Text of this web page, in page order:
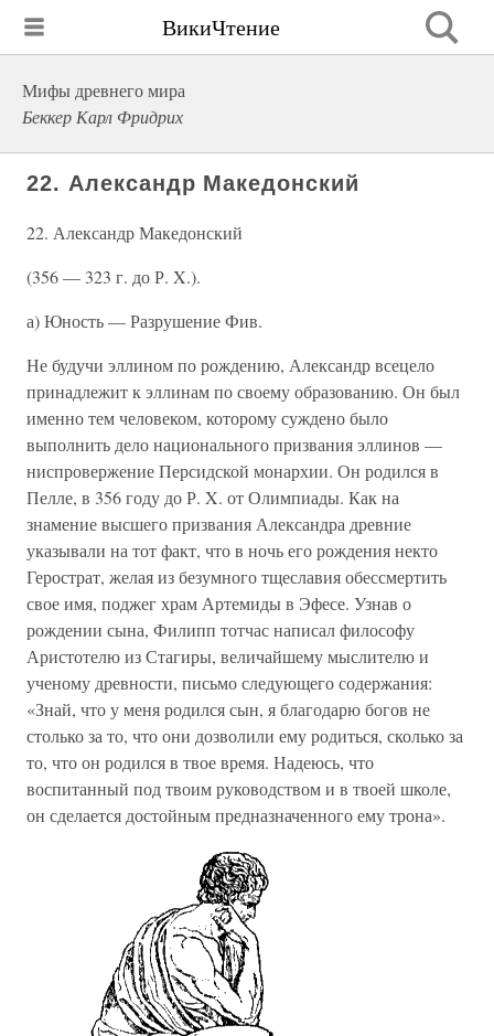
ВикиЧтение
Мифы древнего мира
Беккер Карл Фридрих
22. Александр Македонский
22. Александр Македонский
(356 — 323 г. до Р. X.).
а) Юность — Разрушение Фив.
Не будучи эллином по рождению, Александр всецело
принадлежит к эллинам по своему образованию. Он был
именно тем человеком, которому суждено было
выполнить дело национального призвания эллинов —
ниспровержение Персидской монархии. Он родился в
Пелле, в 356 году до Р. X. от Олимпиады. Как на
знамение высшего призвания Александра древние
указывали на тот факт, что в ночь его рождения некто
Герострат, желая из безумного тщеславия обессмертить
свое имя, поджег храм Артемиды в Эфесе. Узнав о
рождении сына, Филипп тотчас написал философу
Аристотелю из Стагиры, величайшему мыслителю и
ученому древности, письмо следующего содержания:
«Знай, что у меня родился сын, я благодарю богов не
столько за то, что они дозволили ему родиться, сколько за
то, что он родился в твое время. Надеюсь, что
воспитанный под твоим руководством и в твоей школе,
он сделается достойным предназначенного ему трона».